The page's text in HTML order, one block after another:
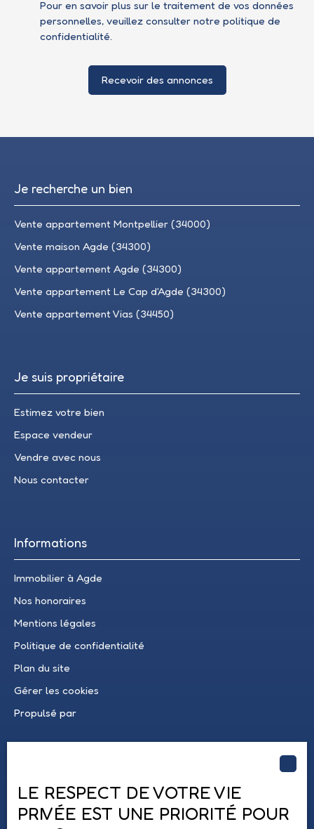
Pour en savoir plus sur le traitement de vos données
personnelles, veuillez consulter notre politique de
confidentialité.
Recevoir des annonces
Je recherche un bien
Vente appartement Montpellier (34000)
Vente maison Agde (34300)
Vente appartement Agde (34300)
Vente appartement Le Cap d'Agde (34300)
Vente appartement Vias (34450)
Je suis propriétaire
Estimez votre bien
Espace vendeur
Vendre avec nous
Nous contacter
Informations
Immobilier à Agde
Nos honoraires
Mentions légales
Politique de confidentialité
Plan du site
Gérer les cookies
Propulsé par
04 67 21 16 45
LE RESPECT DE VOTRE VIE
PRIVÉE EST UNE PRIORITÉ POUR